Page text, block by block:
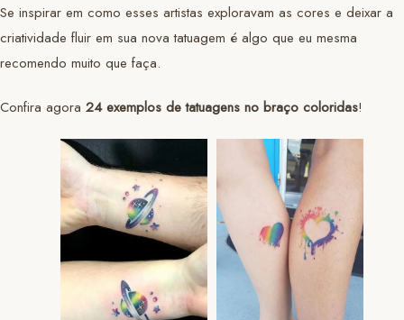
Se inspirar em como esses artistas exploravam as cores e deixar a
criatividade fluir em sua nova tatuagem é algo que eu mesma
recomendo muito que faça.
Confira agora 24 exemplos de tatuagens no braço coloridas!